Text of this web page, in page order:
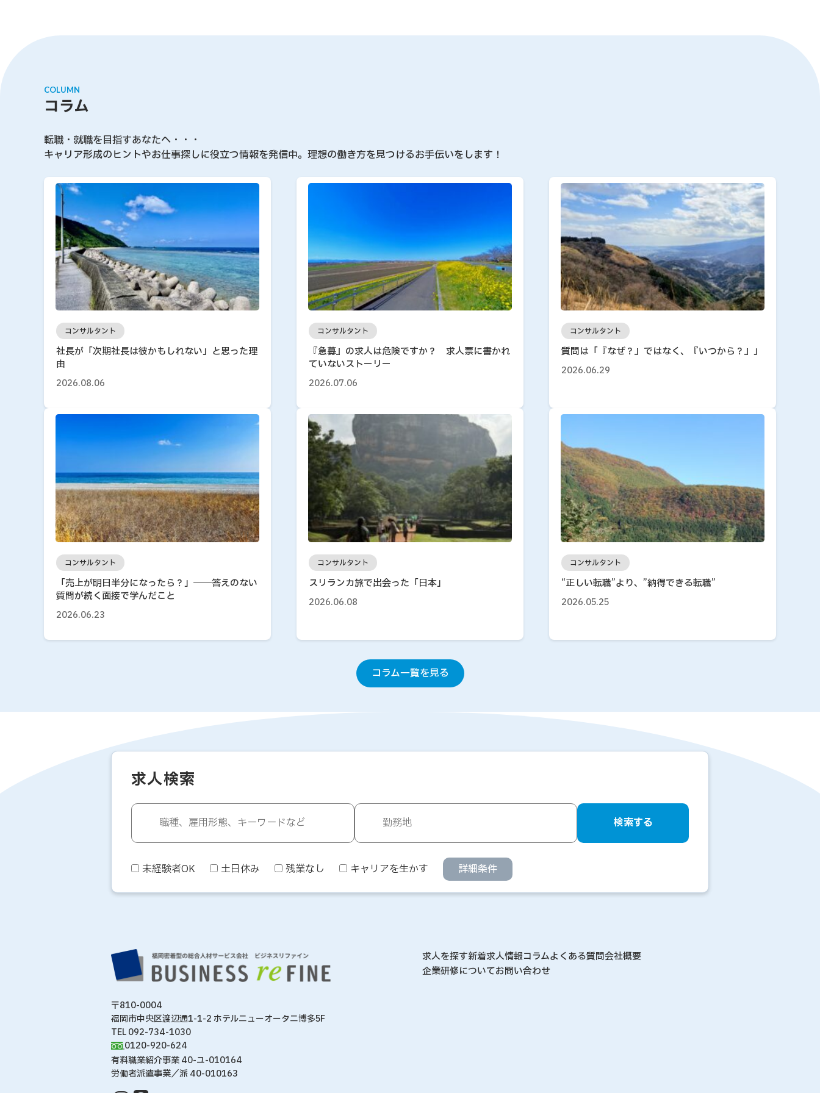
COLUMN
コラム
転職・就職を目指すあなたへ・・・
キャリア形成のヒントやお仕事探しに役立つ情報を発信中。理想の働き方を見つけるお手伝いをします！
コンサルタント
社長が「次期社長は彼かもしれない」と思った理
由
2026.08.06
コンサルタント
『急募』の求人は危険ですか？ 求人票に書かれ
ていないストーリー
2026.07.06
コンサルタント
質問は「『なぜ？』ではなく、『いつから？』」
2026.06.29
コンサルタント
「売上が明日半分になったら？」――答えのない
質問が続く面接で学んだこと
2026.06.23
コンサルタント
スリランカ旅で出会った「日本」
2026.06.08
コンサルタント
“正しい転職”より、”納得できる転職”
2026.05.25
コラム一覧を見る
求人検索
検索する
未経験者OK 土日休み 残業なし キャリアを生かす 詳細条件
〒810-0004
福岡市中央区渡辺通1-1-2 ホテルニューオータニ博多5F
TEL 092-734-1030
0120-920-624
有料職業紹介事業 40-ユ-010164
労働者派遣事業／派 40-010163
求人を探す新着求人情報コラムよくある質問会社概要
企業研修についてお問い合わせ